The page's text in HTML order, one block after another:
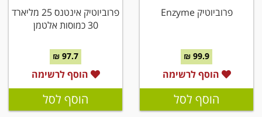
פרוביוטיק Enzyme
99.9 ₪
הוסף לרשימה
הוסף לסל
פרוביוטיק אינטנס 25 מליארד
30 כמוסות אלטמן
97.7 ₪
הוסף לרשימה
הוסף לסל